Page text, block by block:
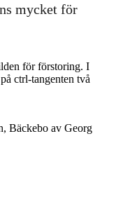
mycket för
för förstoring. I
ctrl-tangenten två
Bäckebo av Georg